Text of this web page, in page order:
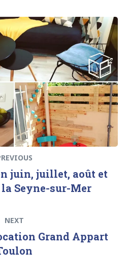
Previous
post:
juin, juillet, août et
la Seyne-sur-Mer
post:
NEXT
Grand Appart